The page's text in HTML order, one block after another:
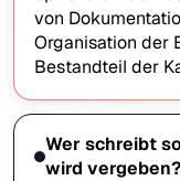
von
Organisation der
Bestandteil der
Wer schreibt
wird vergeben?